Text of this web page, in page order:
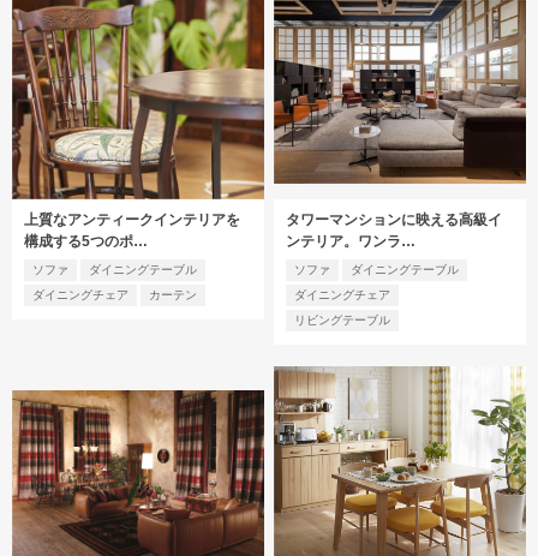
上質なアンティークインテリアを
構成する5つのポ…
ソファ
ダイニングテーブル
ダイニングチェア
カーテン
タワーマンションに映える高級イ
ンテリア。ワンラ…
ソファ
ダイニングテーブル
ダイニングチェア
リビングテーブル